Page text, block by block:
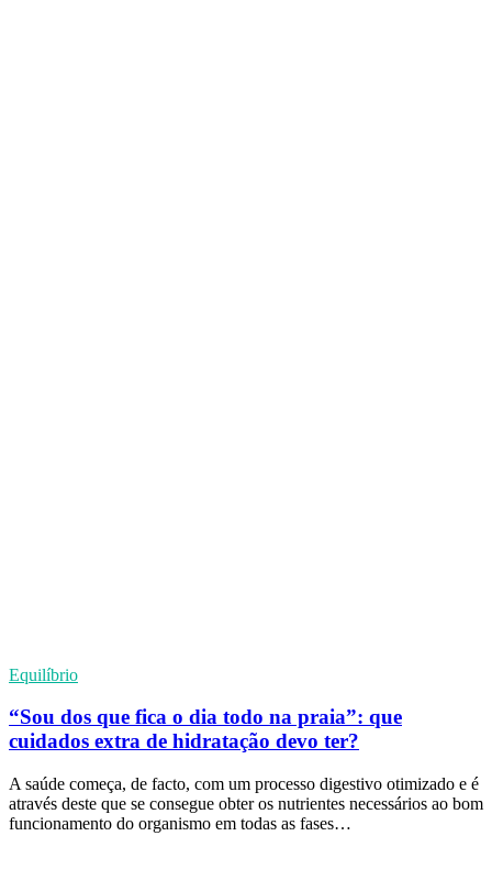
Equilíbrio
“Sou dos que fica o dia todo na praia”: que
cuidados extra de hidratação devo ter?
A saúde começa, de facto, com um processo digestivo otimizado e é
através deste que se consegue obter os nutrientes necessários ao bom
funcionamento do organismo em todas as fases…